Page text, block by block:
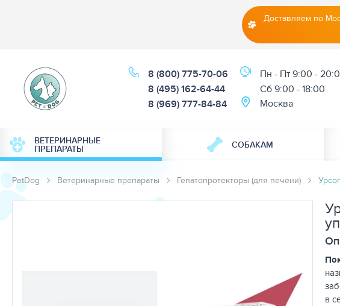
Доставляем по
8 (800) 775-70-06
8 (495) 162-64-44
8 (969) 777-84-84
Пн - Пт 9:00 -
Cб 9:00 - 18:00
Москва
ВЕТЕРИНАРНЫЕ
ПРЕПАРАТЫ СОБАКАМ
PetDog Ветеринарные препараты Гепатопротекторы (для печени)
в